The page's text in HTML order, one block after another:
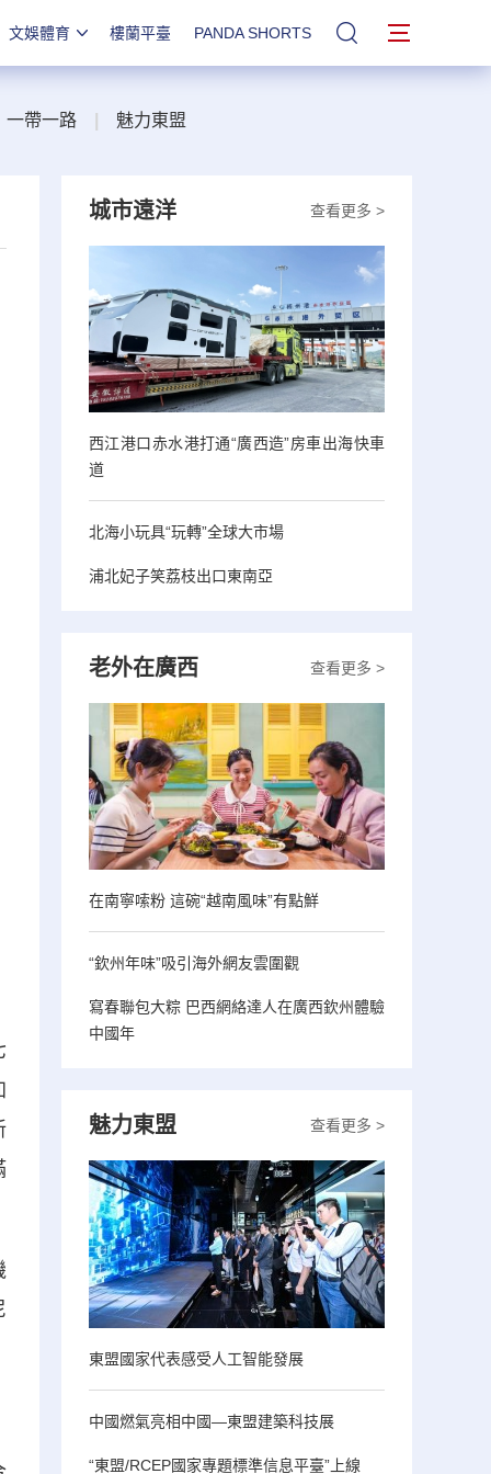
文娛體育 樓蘭平臺 PANDA SHORTS 站內搜索
一帶一路 魅力東盟
查看更多 >
城市遠洋
西江港口赤水港打通“廣西造”房車出海快車
道
北海小玩具“玩轉”全球大市場
浦北妃子笑荔枝出口東南亞
查看更多 >
老外在廣西
在南寧嗦粉 這碗“越南風味”有點鮮
“欽州年味”吸引海外網友雲圍觀
寫春聯包大粽 巴西網絡達人在廣西欽州體驗
中國年
查看更多 >
魅力東盟
東盟國家代表感受人工智能發展
中國燃氣亮相中國—東盟建築科技展
“東盟/RCEP國家專題標準信息平臺”上線